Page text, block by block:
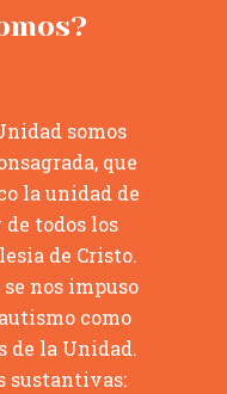
somos
que
la unidad de
todos los
de Cristo.
nos impuso
como
de la Unidad.
sustantivas: